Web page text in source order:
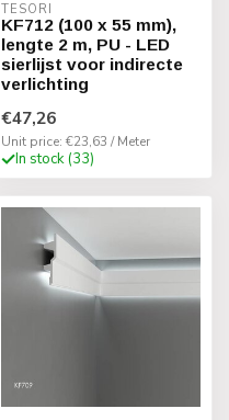
TESORI
KF712 (100 x 55 mm),
lengte 2 m, PU - LED
sierlijst voor indirecte
verlichting
€47,26
Unit price: €23,63 / Meter
In stock (33)